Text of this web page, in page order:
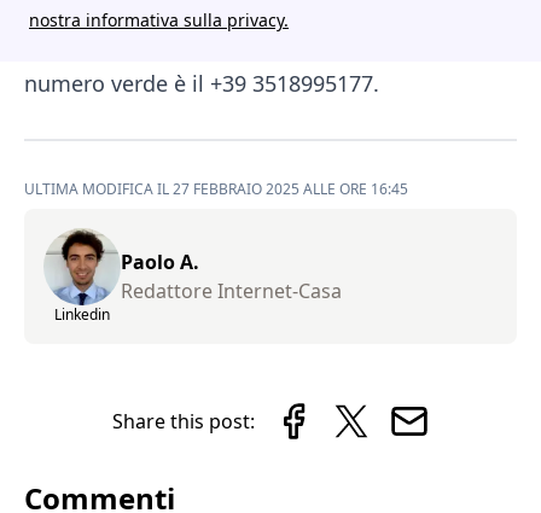
nostra informativa sulla privacy.
117, attivo dal lunedì alla domenica dalle 8.00
numero verde è il +39 3518995177.
ULTIMA MODIFICA IL 27 FEBBRAIO 2025 ALLE ORE 16:45
Linkedin
Paolo A.
Redattore Internet-Casa
Share this post:
Commenti